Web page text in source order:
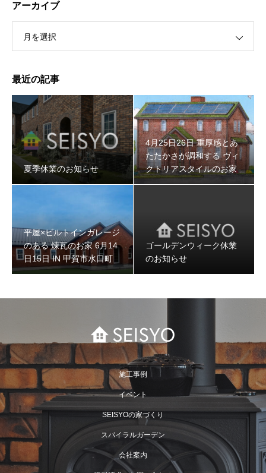
アーカイブ
月を選択
最近の記事
夏季休業のお知らせ
4月25日26日 重厚感とあ
たたかさが調和する ヴィ
クトリアスタイルのお家
平屋×ビルトインガレージ
のある 煉瓦のお家 6月14
日15日 IN 甲賀市水口町
ゴールデンウィーク休業
のお知らせ
施工事例
イベント
SEISYOの家づくり
スパイラルガーデン
会社案内